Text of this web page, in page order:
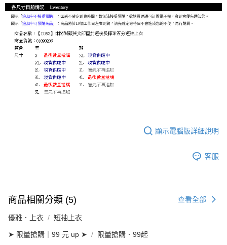
顯示電腦版詳細說明
客服
商品相關分類 (5) 查看全部
優雅．上衣 短袖上衣
➤ 限量搶購｜99 元 up ➤ 限量搶購．99起